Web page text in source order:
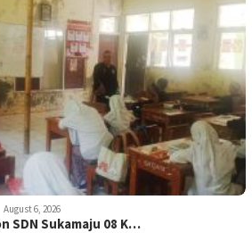
August 6, 2026
SDN Sukamaju 08 K…